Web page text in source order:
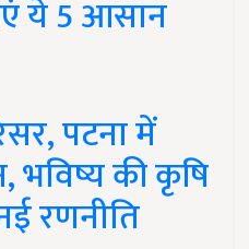
ये 5 आसान
पटना में
भविष्य की कृषि
रणनीति